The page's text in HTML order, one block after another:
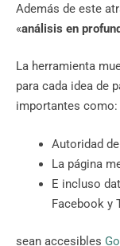
Además de este
«análisis en
La herramienta
para cada idea de
importantes como:
Autoridad
La página
E incluso
Facebook y
sean accesibles